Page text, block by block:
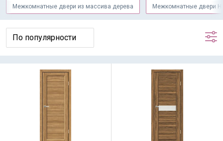
Межкомнатные двери из массива дерева Межкомнатные двери